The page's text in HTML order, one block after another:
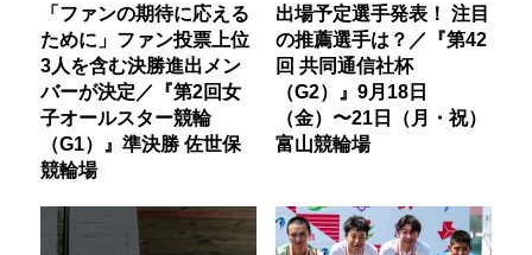
「ファンの期待に応える
ために」ファン投票上位
3人を含む決勝進出メン
バーが決定／『第2回女
子オールスター競輪
（G1）』準決勝 佐世保
競輪場
出場予定選手発表！ 注目
の推薦選手は？／『第42
回 共同通信社杯
（G2）』9月18日
（金）〜21日（月・祝）
富山競輪場